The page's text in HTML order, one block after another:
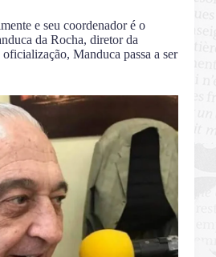
e seu coordenador é o
da Rocha, diretor da
Manduca passa a ser